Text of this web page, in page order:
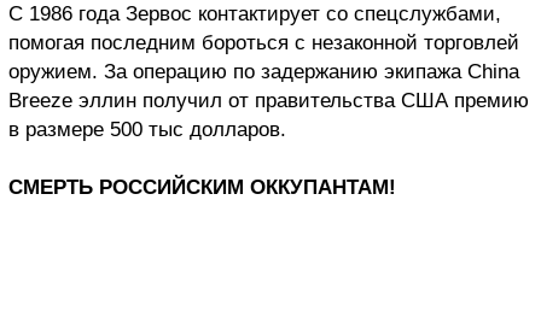
С 1986 года Зервос контактирует со спецслужбами,
помогая последним бороться с незаконной торговлей
оружием. За операцию по задержанию экипажа China
Breeze эллин получил от правительства США премию
в размере 500 тыс долларов.
СМЕРТЬ РОССИЙСКИМ ОККУПАНТАМ!